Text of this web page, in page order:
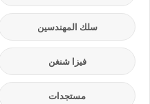
سلك المهندسين
فيزا شنغن
مستجدات